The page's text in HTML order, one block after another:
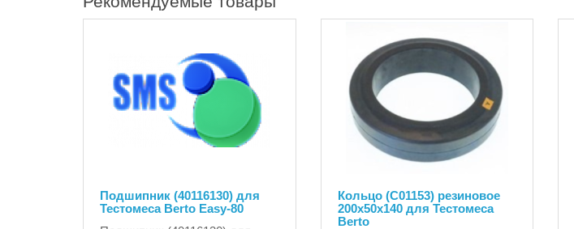
Подшипник (40116130) для
Тестомеса Berto Easy-80
Кольцо (C01153) резиновое
200х50х140 для Тестомеса
Berto